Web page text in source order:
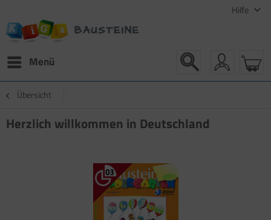
Hilfe
Menü
Übersicht
Herzlich willkommen in Deutschland